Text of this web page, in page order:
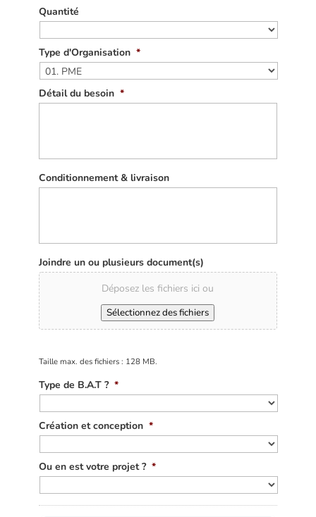
Quantité
Type d'Organisation *
Détail du besoin *
Conditionnement & livraison
Joindre un ou plusieurs document(s)
Déposez les fichiers ici ou
Sélectionnez des fichiers
Taille max. des fichiers : 128 MB.
Type de B.A.T ? *
Création et conception *
Ou en est votre projet ? *